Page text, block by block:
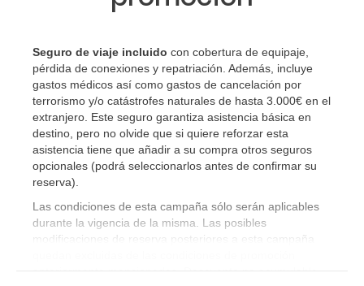
¿Qué caducidad debe tener mi pasaporte para ir
¿Con cuánta antelación tengo que estar en el
aeropuerto?
RESERVAR ¿Cómo puedo reservar un viaje de
paquete vacacional en la página web?
Al realizar la reserva, uno de los servicios ha
quedado de pendiente de confirmación ¿Cómo
sabré si se confirma el viaje?
Seguro de viaje incluido con cobertura de equipaje,
pérdida de conexiones y repatriación. Además, incluye
gastos médicos así como gastos de cancelación por
terrorismo y/o catástrofes naturales de hasta 3.000€ en el
extranjero. Este seguro garantiza asistencia básica en
destino, pero no olvide que si quiere reforzar esta
asistencia tiene que añadir a su compra otros seguros
opcionales (podrá seleccionarlos antes de confirmar su
reserva)
Las condiciones de esta campaña sólo serán aplicables
durante la vigencia de la misma. Las posibles
modificaciones de reserva posteriores a esta campaña